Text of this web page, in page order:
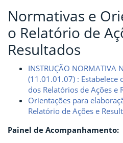
Normativas e
o Relatório de
Resultados
INSTRUÇÃO NORMATIVA
(11.01.01.07) :
dos Relatórios de Ações e
Orientações para
Relatório de Ações e
Painel de Acompanhamento: